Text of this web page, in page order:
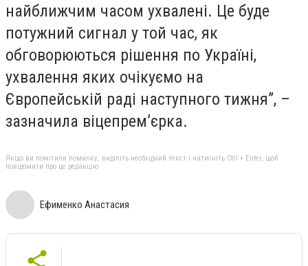
найближчим часом ухвалені. Це буде
потужний сигнал у той час, як
обговорюються рішення по Україні,
ухвалення яких очікуємо на
Європейській раді наступного тижня”, –
зазначила віцепрем’єрка.
Якщо ви помітили помилку, виділіть необхідний текст і натисніть Ctrl + Enter, щоб
повідомити про це редакцію
Ефименко Анастасия